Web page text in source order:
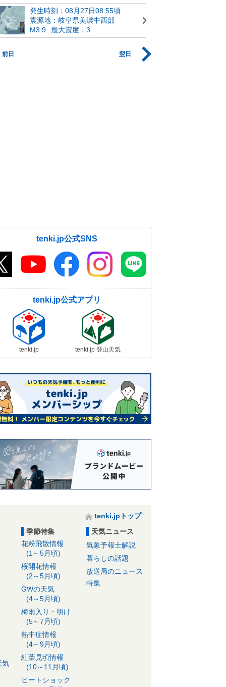
発生時刻：08月27日08:55頃
震源地：岐阜県美濃中西部
M3.9
最大震度：3
前日 翌日
tenki.jp公式SNS
tenki.jp公式アプリ
tenki.jp tenki.jp 登山天気
tenki.jpトップ
気
季節特集
花粉飛散情報
(1～5月頃)
桜開花情報
(2～5月頃)
GWの天気
(4～5月頃)
梅雨入り・明け
(5～7月頃)
熱中症情報
(4～9月頃)
紅葉見頃情報
(10～11月頃)
ヒートショック
天気ニュース
気象予報士解説
暮らしの話題
放送局のニュース
特集